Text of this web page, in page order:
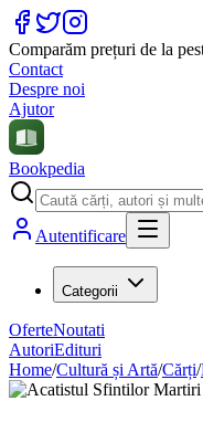
Comparăm prețuri de la
Contact
Despre noi
Ajutor
Bookpedia
Autentificare
Categorii
OferteNoutati
AutoriEdituri
Home/Cultură și Artă/Cărți/